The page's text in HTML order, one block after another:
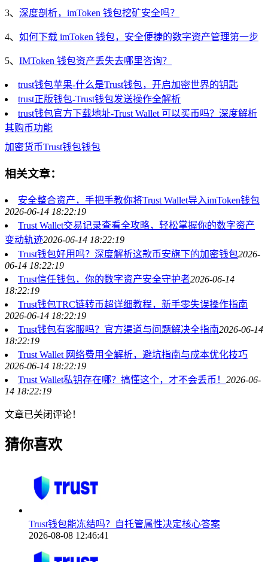
3、 深度剖析，imToken 钱包挖矿安全吗？
4、 如何下载 imToken 钱包，安全便捷的数字资产管理第一步
5、 IMToken 钱包资产丢失去哪里咨询？
trust钱包苹果-什么是Trust钱包，开启加密世界的钥匙
trust正版钱包-Trust钱包发送操作全解析
trust钱包官方下载地址-Trust Wallet 可以买币吗？深度解析
其购币功能
加密货币Trust钱包钱包
相关文章：
安全整合资产，手把手教你将Trust Wallet导入imToken钱包
2026-06-14 18:22:19
Trust Wallet交易记录查看全攻略，轻松掌握你的数字资产
变动轨迹2026-06-14 18:22:19
Trust钱包好用吗？深度解析这款币安旗下的加密钱包2026-
06-14 18:22:19
Trust信任钱包，你的数字资产安全守护者2026-06-14
18:22:19
Trust钱包TRC链转币超详细教程，新手零失误操作指南
2026-06-14 18:22:19
Trust钱包有客服吗？官方渠道与问题解决全指南2026-06-14
18:22:19
Trust Wallet 网络费用全解析，避坑指南与成本优化技巧
2026-06-14 18:22:19
Trust Wallet私钥存在哪？搞懂这个，才不会丢币！ 2026-06-
14 18:22:19
文章已关闭评论！
猜你喜欢
Trust钱包能冻结吗？自托管属性决定核心答案
2026-08-08 12:46:41